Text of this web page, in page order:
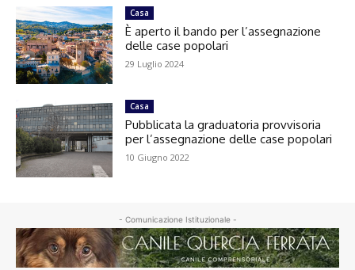
Casa
È aperto il bando per l’assegnazione
delle case popolari
29 Luglio 2024
Casa
Pubblicata la graduatoria provvisoria
per l’assegnazione delle case popolari
10 Giugno 2022
- Comunicazione Istituzionale -